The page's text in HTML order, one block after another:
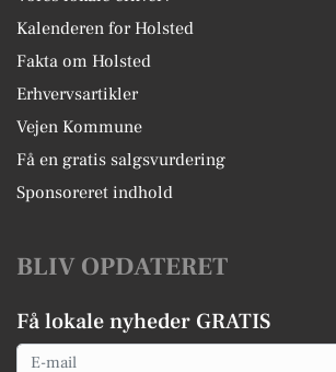
Kalenderen for Holsted
Fakta om Holsted
Erhvervsartikler
Vejen Kommune
Få en gratis salgsvurdering
Sponsoreret indhold
BLIV OPDATERET
Få lokale nyheder GRATIS
Email